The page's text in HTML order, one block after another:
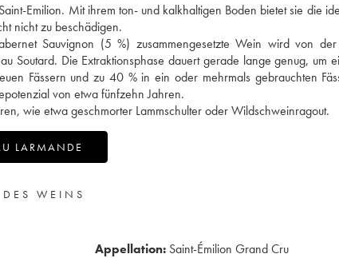
Emilion. Mit ihrem ton- und kalkhaltigen Boden bietet sie die
nicht zu beschädigen.
Sauvignon (5 %) zusammengesetzte Wein wird von der
Soutard. Die Extraktionsphase dauert gerade lange genug, um
Fässern und zu 40 % in ein oder mehrmals gebrauchten
von etwa fünfzehn Jahren.
wie etwa geschmorter Lammschulter oder Wildschweinragout.
LARMANDE
WEINS
Appellation: Saint-Émilion Grand Cru